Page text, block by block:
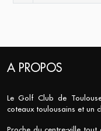
A PROPOS
Le Golf Club de
coteaux toulousains et un